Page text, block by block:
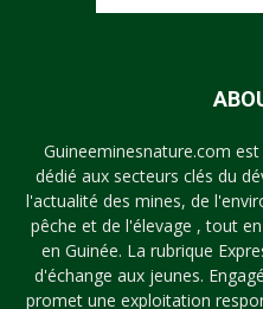
Guineeminesnature.com
dédié aux secteurs clés du
l'actualité des mines, de
pêche et de l'élevage , tout
en Guinée. La rubrique
d'échange aux jeunes.
promet une exploitation